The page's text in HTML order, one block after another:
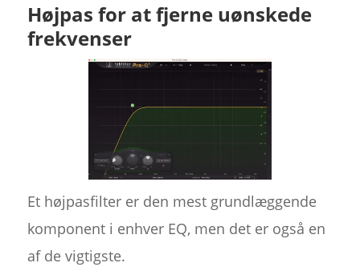
Højpas for at fjerne uønskede
frekvenser
Et højpasfilter er den mest grundlæggende
komponent i enhver EQ, men det er også en
af de vigtigste.